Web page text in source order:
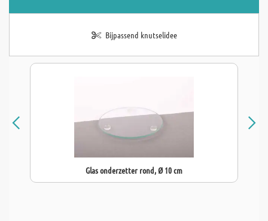
Bijpassend knutselidee
Glas onderzetter rond, Ø 10 cm